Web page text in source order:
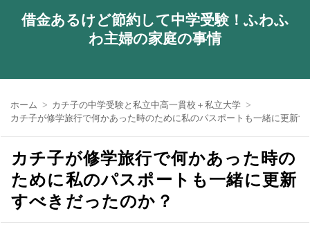
借金あるけど節約して中学受験！ふわふ
わ主婦の家庭の事情
ホーム
カチ子の中学受験と私立中高一貫校＋私立大学
カチ子が修学旅行で何かあった時のために私のパスポートも一緒に更新
カチ子が修学旅行で何かあった時の
ために私のパスポートも一緒に更新
すべきだったのか？